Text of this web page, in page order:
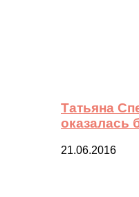
Татьяна
оказалась
21.06.2016